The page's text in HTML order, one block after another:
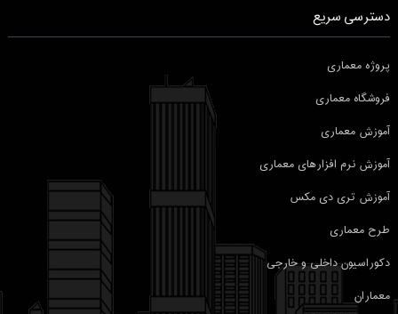
دسترسی سریع
پروژه معماری
فروشگاه معماری
آموزش معماری
آموزش نرم افزارهای معماری
آموزش تری دی مکس
طرح معماری
دکوراسیون داخلی و خارجی
معماران